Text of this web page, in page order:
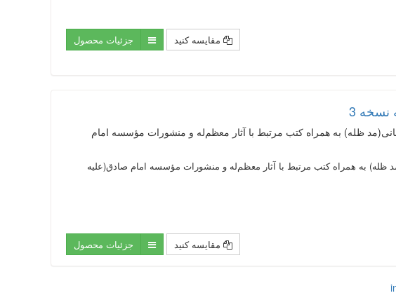
مقایسه کنید جزئیات محصول
3
جعفر سبحانی(مد ظله) به همراه کتب مرتبط با آثار معظم‌له و منشورات مؤسسه امام
جعفر سبحانی(مد ظله) به همراه کتب مرتبط با آثار معظم‌له و منشورات مؤسسه امام صادق(علیه
مقایسه کنید جزئیات محصول